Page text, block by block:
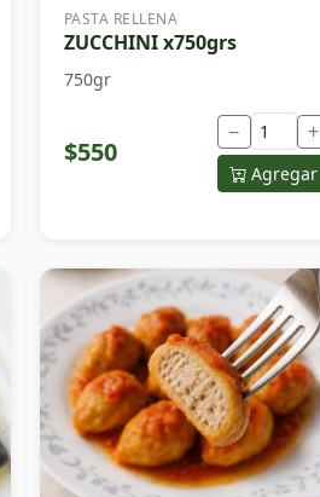
PASTA RELLENA
ZUCCHINI x750grs
750gr
$550
− +
Agregar